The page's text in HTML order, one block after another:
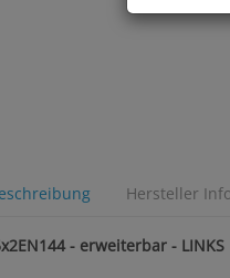
Hersteller
- erweiterbar - LINKS